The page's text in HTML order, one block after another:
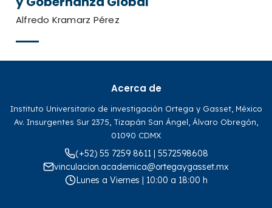
Alfredo Kramarz Pérez
Acerca de
Instituto Universitario de investigación Ortega y Gasset, México
Av. Insurgentes Sur 2375, Tizapán San Ángel, Álvaro Obregón,
01090 CDMX
(+52) 55 7259 8611 | 5572598608
vinculacion.academica@ortegaygasset.mx
Lunes a Viernes | 10:00 a 18:00 h